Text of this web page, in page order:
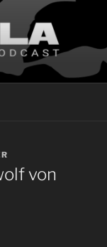
von